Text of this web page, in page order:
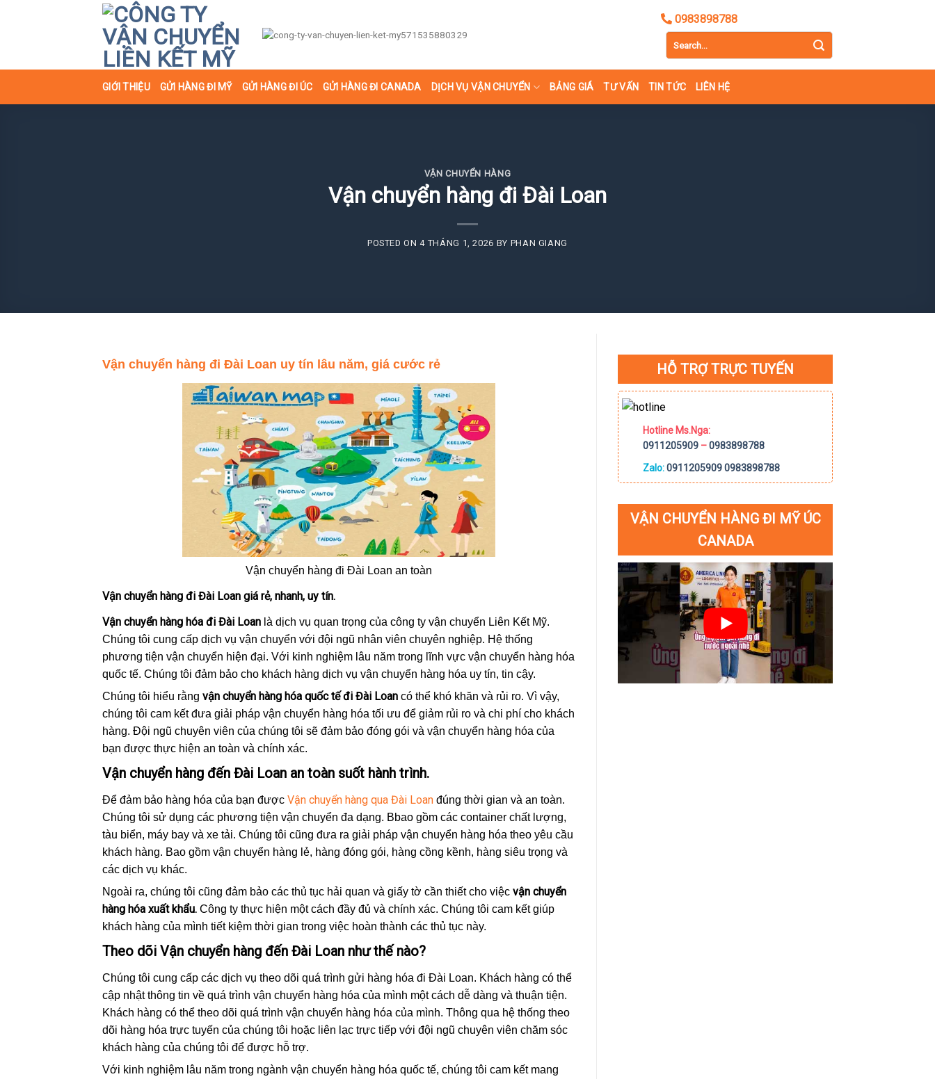
0983898788
GIỚI THIỆU GỬI HÀNG ĐI MỸ GỬI HÀNG ĐI ÚC GỬI HÀNG ĐI CANADA DỊCH VỤ VẬN CHUYỂN BẢNG GIÁ TƯ VẤN TIN TỨC LIÊN HỆ
VẬN CHUYỂN HÀNG
Vận chuyển hàng đi Đài Loan
POSTED ON4 THÁNG 1, 2026 BY PHAN GIANG
Vận chuyển hàng đi Đài Loan uy tín lâu năm, giá cước rẻ
Vận chuyển hàng đi Đài Loan an toàn
Vận chuyển hàng đi Đài Loan giá rẻ, nhanh, uy tín.
Vận chuyển hàng hóa đi Đài Loan là dịch vụ quan trọng của công ty vận chuyển Liên Kết Mỹ.
Chúng tôi cung cấp dịch vụ vận chuyển với đội ngũ nhân viên chuyên nghiệp. Hệ thống
phương tiện vận chuyển hiện đại. Với kinh nghiệm lâu năm trong lĩnh vực vận chuyển hàng hóa
quốc tế. Chúng tôi đảm bảo cho khách hàng dịch vụ vận chuyển hàng hóa uy tín, tin cậy.
Chúng tôi hiểu rằng vận chuyển hàng hóa quốc tế đi Đài Loan có thể khó khăn và rủi ro. Vì vậy,
chúng tôi cam kết đưa giải pháp vận chuyển hàng hóa tối ưu để giảm rủi ro và chi phí cho khách
hàng. Đội ngũ chuyên viên của chúng tôi sẽ đảm bảo đóng gói và vận chuyển hàng hóa của
bạn được thực hiện an toàn và chính xác.
Vận chuyển hàng đến Đài Loan an toàn suốt hành trình.
Để đảm bảo hàng hóa của bạn được Vận chuyển hàng qua Đài Loan đúng thời gian và an toàn.
Chúng tôi sử dụng các phương tiện vận chuyển đa dạng. Bbao gồm các container chất lượng,
tàu biển, máy bay và xe tải. Chúng tôi cũng đưa ra giải pháp vận chuyển hàng hóa theo yêu cầu
khách hàng. Bao gồm vận chuyển hàng lẻ, hàng đóng gói, hàng cồng kềnh, hàng siêu trọng và
các dịch vụ khác.
Ngoài ra, chúng tôi cũng đảm bảo các thủ tục hải quan và giấy tờ cần thiết cho việc vận chuyển
hàng hóa xuất khẩu. Công ty thực hiện một cách đầy đủ và chính xác. Chúng tôi cam kết giúp
khách hàng của mình tiết kiệm thời gian trong việc hoàn thành các thủ tục này.
Theo dõi Vận chuyển hàng đến Đài Loan như thế nào?
Chúng tôi cung cấp các dịch vụ theo dõi quá trình gửi hàng hóa đi Đài Loan. Khách hàng có thể
cập nhật thông tin về quá trình vận chuyển hàng hóa của mình một cách dễ dàng và thuận tiện.
Khách hàng có thể theo dõi quá trình vận chuyển hàng hóa của mình. Thông qua hệ thống theo
dõi hàng hóa trực tuyến của chúng tôi hoặc liên lạc trực tiếp với đội ngũ chuyên viên chăm sóc
khách hàng của chúng tôi để được hỗ trợ.
Với kinh nghiệm lâu năm trong ngành vận chuyển hàng hóa quốc tế, chúng tôi cam kết mang
HỖ TRỢ TRỰC TUYẾN
Hotline Ms.Nga:
0911205909 –0983898788
Zalo:09112059090983898788
VẬN CHUYỂN HÀNG ĐI MỸ ÚC
CANADA